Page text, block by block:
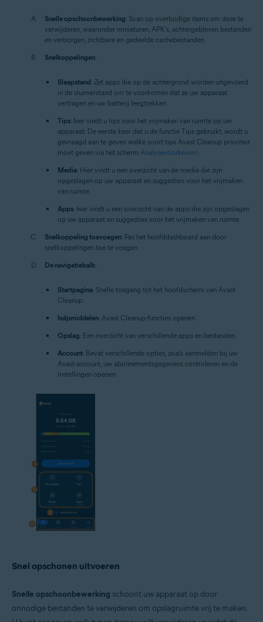
Snelle opschoonbewerking: Scan op overbodige items om deze te
verwijderen, waaronder miniaturen, APK's, achtergebleven bestanden
en verborgen, zichtbare en gedeelde cachebestanden.
Snelkoppelingen:
Slaapstand: Zet apps die op de achtergrond worden uitgevoerd
in de sluimerstand om te voorkomen dat ze uw apparaat
vertragen en uw batterij leegtrekken.
Tips: hier vindt u tips voor het vrijmaken van ruimte op uw
apparaat. De eerste keer dat u de functie Tips gebruikt, wordt u
gevraagd aan te geven welke soort tips Avast Cleanup prioriteit
moet geven via het scherm Analysevoorkeuren.
Media: Hier vindt u een overzicht van de media die zijn
opgeslagen op uw apparaat en suggesties voor het vrijmaken
van ruimte.
Apps: hier vindt u een overzicht van de apps die zijn opgeslagen
op uw apparaat en suggesties voor het vrijmaken van ruimte.
Snelkoppeling toevoegen: Pas het hoofddashboard aan door
snelkoppelingen toe te voegen.
De navigatiebalk:
Startpagina: Snelle toegang tot het hoofdscherm van Avast
Cleanup.
hulpmiddelen: Avast Cleanup-functies openen.
Opslag: Een overzicht van verschillende apps en bestanden.
Account: Bevat verschillende opties, zoals aanmelden bij uw
Avast-account, uw abonnementsgegevens controleren en de
Instellingen openen.
Snel opschonen uitvoeren
Snelle opschoonbewerking schoont uw apparaat op door
onnodige bestanden te verwijderen om opslagruimte vrij te maken.